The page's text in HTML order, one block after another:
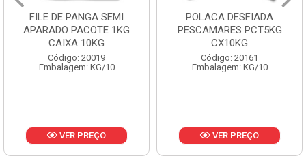
FILE DE PANGA SEMI
APARADO PACOTE 1KG
CAIXA 10KG
Código: 20019
Embalagem: KG/10
VER PREÇO
POLACA DESFIADA
PESCAMARES PCT5KG
CX10KG
Código: 20161
Embalagem: KG/10
VER PREÇO